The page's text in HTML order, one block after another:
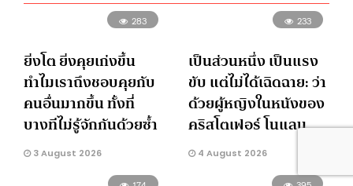
283
ยิ่งโต ยิ่งคุยเก่งขึ้น
ทำไมเราถึงชอบคุยกับ
คนอื่นมากขึ้น ทั้งที่
บางทีไม่รู้จักกันด้วยซ้ำ
3 August 2026
233
เป็นส่วนหนึ่ง เป็นแรง
ขับ แต่ไม่ได้เฉิดฉาย: ว่า
ด้วยผู้หญิงในหนังของ
คริสโตเฟอร์ โนแลน
4 August 2026